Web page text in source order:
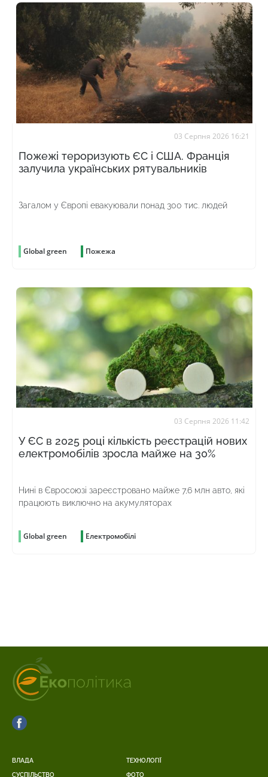
03 Серпня 2026 16:21
Пожежі тероризують ЄС і США. Франція
залучила українських рятувальників
Загалом у Європі евакуювали понад 300 тис. людей
Global green Пожежа
03 Серпня 2026 11:42
У ЄС в 2025 році кількість реєстрацій нових
електромобілів зросла майже на 30%
Нині в Євросоюзі зареєстровано майже 7,6 млн авто, які
працюють виключно на акумуляторах
Global green Електромобілі
ВЛАДА
СУСПІЛЬСТВО
ТЕХНОЛОГІЇ
ФОТО